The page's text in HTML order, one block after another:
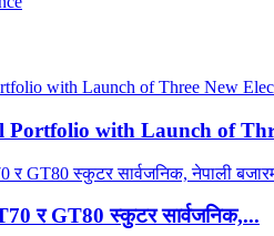
Portfolio with Launch of
र GT80 स्कुटर सार्वजनिक,...